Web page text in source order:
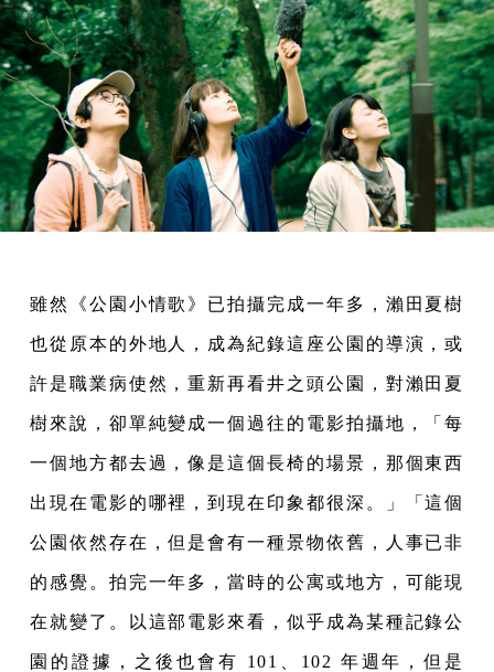
雖然《公園小情歌》已拍攝完成一年多，瀨田夏樹
也從原本的外地人，成為紀錄這座公園的導演，或
許是職業病使然，重新再看井之頭公園，對瀨田夏
樹來說，卻單純變成一個過往的電影拍攝地，「每
一個地方都去過，像是這個長椅的場景，那個東西
出現在電影的哪裡，到現在印象都很深。」「這個
公園依然存在，但是會有一種景物依舊，人事已非
的感覺。拍完一年多，當時的公寓或地方，可能現
在就變了。以這部電影來看，似乎成為某種記錄公
園的證據，之後也會有 101、102 年週年，但是